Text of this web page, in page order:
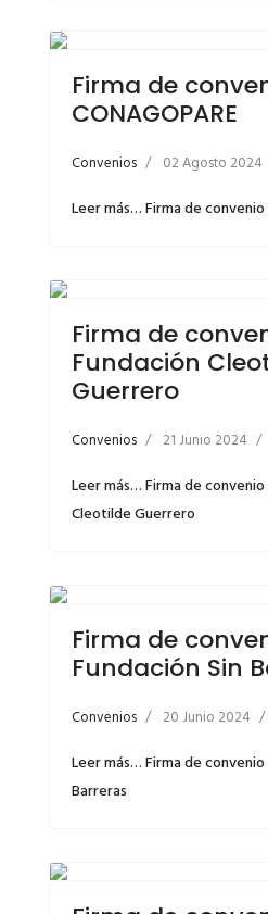
Firma de
CONAGOPARE
Convenios 02 Agosto 2024
Leer más… Firma de convenio
Firma de
Fundación
Guerrero
Convenios 21 Junio 2024
Leer más… Firma de
Cleotilde Guerrero
Firma de
Fundación Sin
Convenios 20 Junio 2024
Leer más… Firma de convenio
Barreras